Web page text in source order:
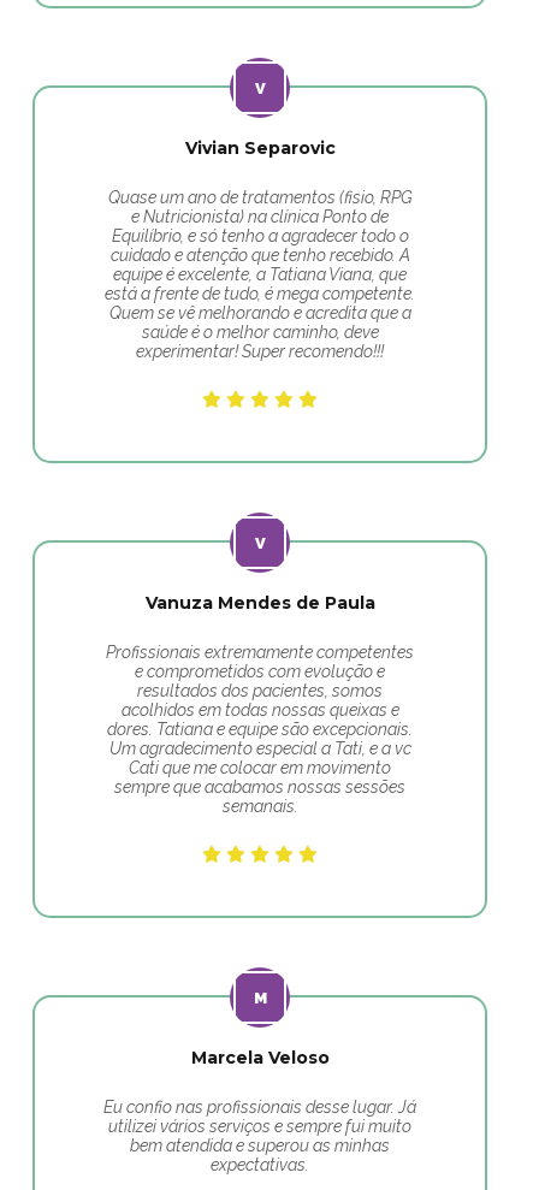
Vivian Separovic
Quase um ano de tratamentos (fisio, RPG
e Nutricionista) na clínica Ponto de
Equilíbrio, e só tenho a agradecer todo o
cuidado e atenção que tenho recebido. A
equipe é excelente, a Tatiana Viana, que
está a frente de tudo, é mega competente.
Quem se vê melhorando e acredita que a
saúde é o melhor caminho, deve
experimentar! Super recomendo!!!
Vanuza Mendes de Paula
Profissionais extremamente competentes
e comprometidos com evolução e
resultados dos pacientes, somos
acolhidos em todas nossas queixas e
dores. Tatiana e equipe são excepcionais.
Um agradecimento especial a Tati, e a vc
Cati que me colocar em movimento
sempre que acabamos nossas sessões
semanais.
Marcela Veloso
Eu confio nas profissionais desse lugar. Já
utilizei vários serviços e sempre fui muito
bem atendida e superou as minhas
expectativas.